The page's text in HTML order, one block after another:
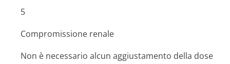
5
Compromissione renale
Non è necessario alcun aggiustamento della dose